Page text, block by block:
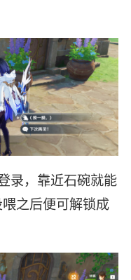
录，靠近石碗就能
之后便可解锁成